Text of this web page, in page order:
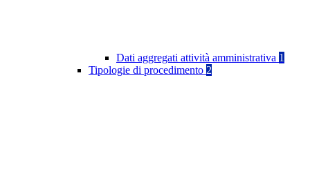
Dati aggregati attività amministrativa 1
Tipologie di procedimento 2